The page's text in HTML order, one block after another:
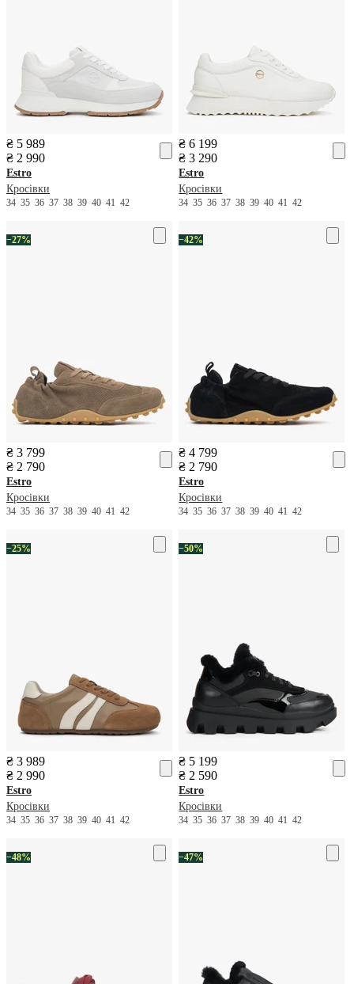
₴ 5 989
₴ 2 990
Estro
Кросівки
34 35 36 37 38 39 40 41 42
₴ 6 199
₴ 3 290
Estro
Кросівки
343536373839404142
−27%
₴ 3 799
₴ 2 790
Estro
Кросівки
34 35 36 37 38 39 40 41 42
−42%
₴ 4 799
₴ 2 790
Estro
Кросівки
343536373839404142
−25%
₴ 3 989
₴ 2 990
Estro
Кросівки
34 35 36 37 38 39 40 41 42
−50%
₴ 5 199
₴ 2 590
Estro
Кросівки
343536373839404142
−48% −47%